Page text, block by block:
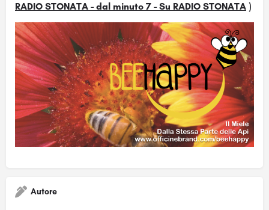
RADIO STONATA - dal minuto 7 - Su RADIO STONATA )
Autore